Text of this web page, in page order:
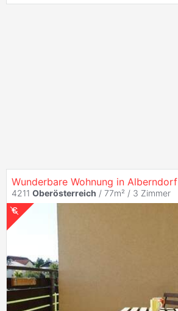
Wunderbare Wohnung in Alberndorf
4211 Oberösterreich / 77m² / 3 Zimmer